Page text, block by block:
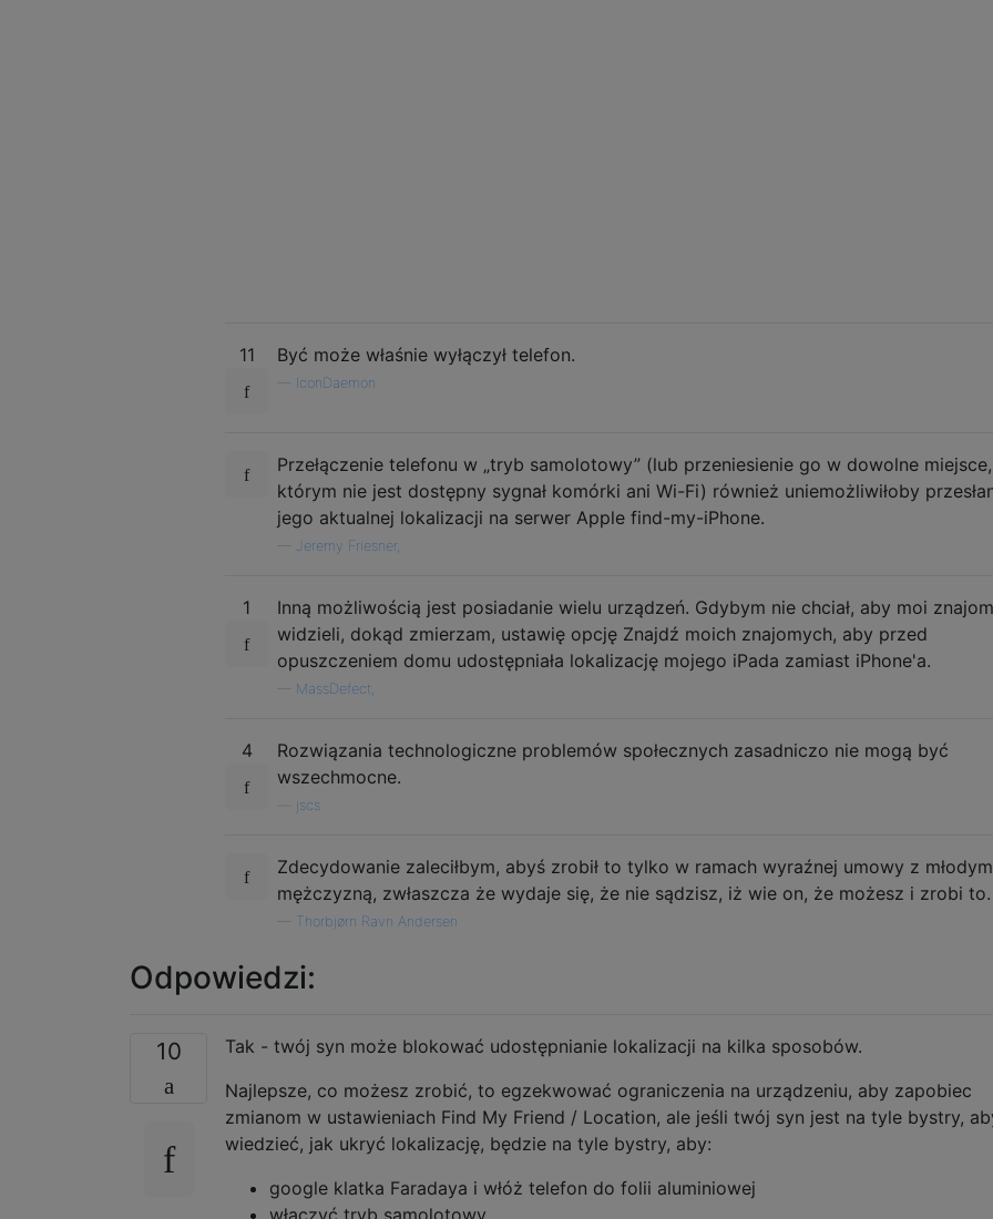
11 Być może właśnie wyłączył telefon.
IconDaemon
Przełączenie telefonu w „tryb samolotowy” (lub przeniesienie go w dowolne
którym nie jest dostępny sygnał komórki ani Wi-Fi) również uniemożliwiłoby
jego aktualnej lokalizacji na serwer Apple find-my-iPhone.
Jeremy Friesner,
1
Inną możliwością jest posiadanie wielu urządzeń. Gdybym nie chciał, aby moi
widzieli, dokąd zmierzam, ustawię opcję Znajdź moich znajomych, aby przed
opuszczeniem domu udostępniała lokalizację mojego iPada zamiast iPhone'a.
MassDefect,
4
Rozwiązania technologiczne problemów społecznych zasadniczo nie mogą być
wszechmocne.
jscs
Zdecydowanie zaleciłbym, abyś zrobił to tylko w ramach wyraźnej umowy z młodym
mężczyzną, zwłaszcza że wydaje się, że nie sądzisz, iż wie on, że możesz i zrobi to.
Thorbjørn Ravn Andersen
Odpowiedzi:
10
Tak - twój syn może blokować udostępnianie lokalizacji na kilka sposobów.
Najlepsze, co możesz zrobić, to egzekwować ograniczenia na urządzeniu, aby zapobiec
zmianom w ustawieniach Find My Friend / Location, ale jeśli twój syn jest na tyle bystry,
wiedzieć, jak ukryć lokalizację, będzie na tyle bystry, aby:
google klatka Faradaya i włóż telefon do folii aluminiowej
włączyć tryb samolotowy